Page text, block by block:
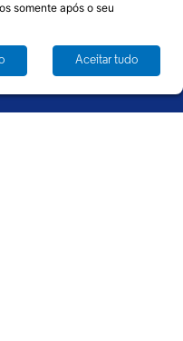
somente após o seu
Aceitar tudo